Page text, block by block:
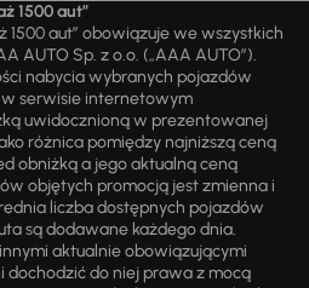
1500 aut”
1500 aut” obowiązuje we wszystkich
AUTO Sp. z o.o. („AAA AUTO”).
nabycia wybranych pojazdów
serwisie internetowym
uwidocznioną w prezentowanej
różnica pomiędzy najniższą ceną
obniżką a jego aktualną ceną
objętych promocją jest zmienna i
liczba dostępnych pojazdów
są dodawane każdego dnia.
aktualnie obowiązującymi
dochodzić do niej prawa z mocą